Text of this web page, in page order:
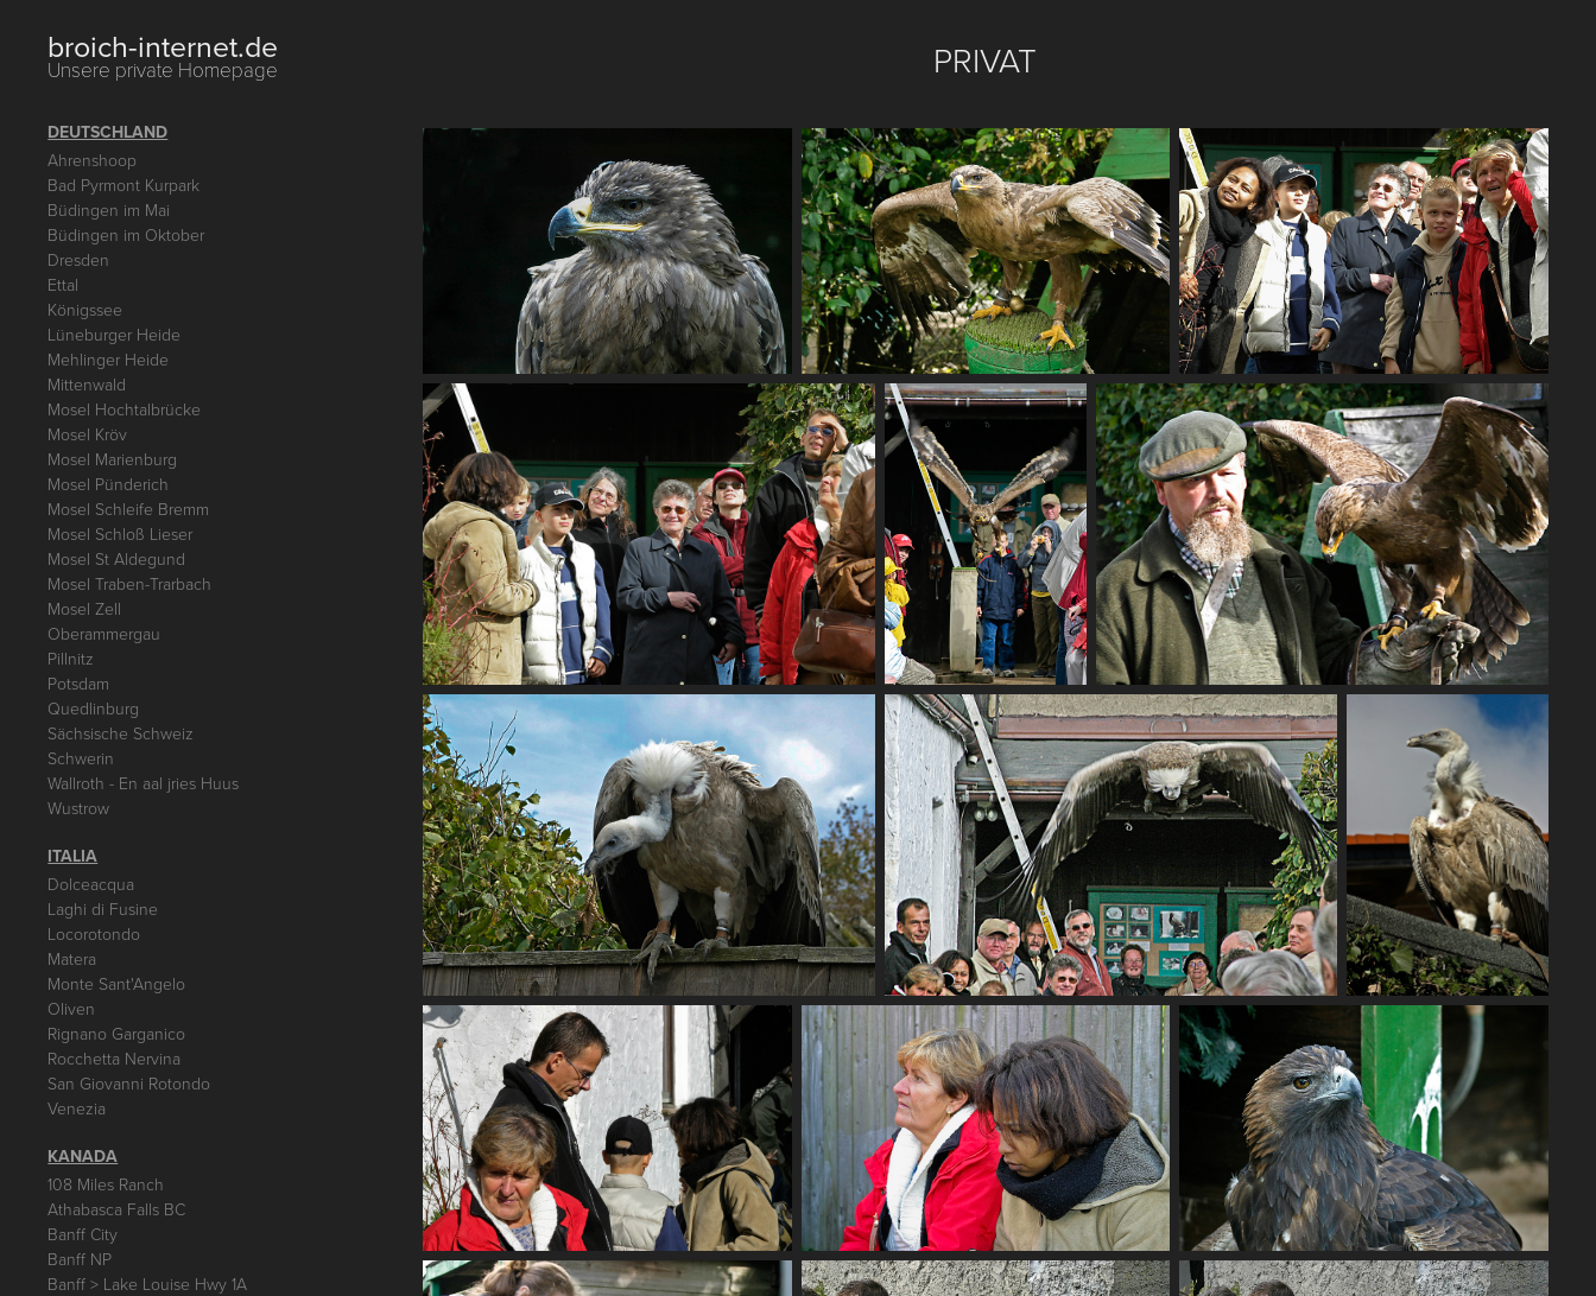
broich-internet.de
Unsere private Homepage
DEUTSCHLAND
Ahrenshoop
Bad Pyrmont Kurpark
Büdingen im Mai
Büdingen im Oktober
Dresden
Ettal
Königssee
Lüneburger Heide
Mehlinger Heide
Mittenwald
Mosel Hochtalbrücke
Mosel Kröv
Mosel Marienburg
Mosel Pünderich
Mosel Schleife Bremm
Mosel Schloß Lieser
Mosel St Aldegund
Mosel Traben-Trarbach
Mosel Zell
Oberammergau
Pillnitz
Potsdam
Quedlinburg
Sächsische Schweiz
Schwerin
Wallroth - En aal jries Huus
Wustrow
ITALIA
Dolceacqua
Laghi di Fusine
Locorotondo
Matera
Monte Sant'Angelo
Oliven
Rignano Garganico
Rocchetta Nervina
San Giovanni Rotondo
Venezia
KANADA
108 Miles Ranch
Athabasca Falls BC
Banff City
Banff NP
Banff > Lake Louise Hwy 1A
PRIVAT